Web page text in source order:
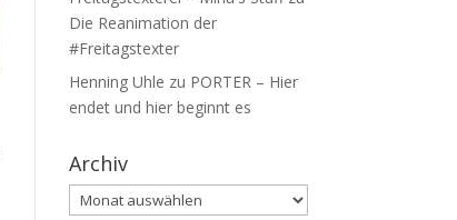
Die Reanimation der
#Freitagstexter
Henning Uhle zu PORTER – Hier
endet und hier beginnt es
Archiv
Archiv